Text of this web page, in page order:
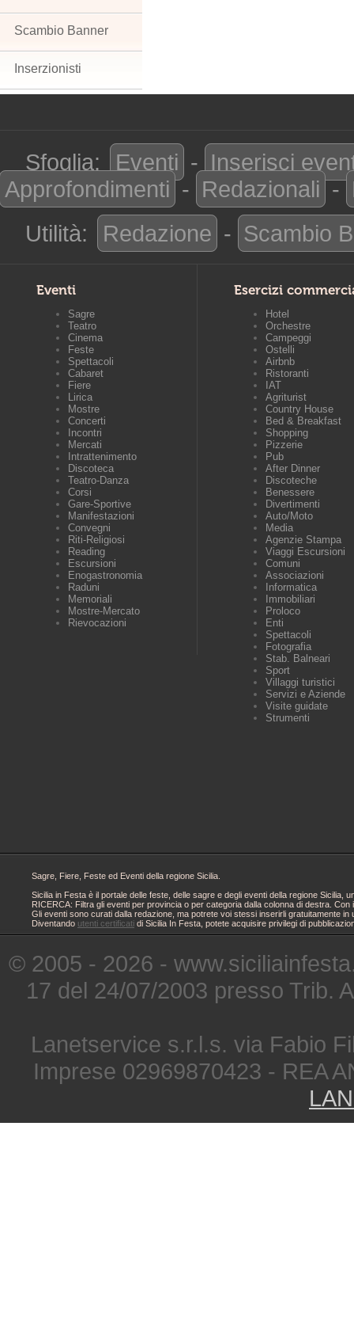
Scambio Banner
Inserzionisti
Sfoglia: Eventi - Inserisci
Approfondimenti - Redazionali -
Utilità:
Redazione - Scambio
Eventi
Sagre
Teatro
Cinema
Feste
Spettacoli
Cabaret
Fiere
Lirica
Mostre
Concerti
Incontri
Mercati
Intrattenimento
Discoteca
Teatro-Danza
Corsi
Gare-Sportive
Manifestazioni
Convegni
Riti-Religiosi
Reading
Escursioni
Enogastronomia
Raduni
Memoriali
Mostre-Mercato
Rievocazioni
Esercizi
Hotel
Orchestre
Campeggi
Ostelli
Airbnb
Ristoranti
IAT
Agriturist
Country House
Bed & Breakfast
Shopping
Pizzerie
Pub
After Dinner
Discoteche
Benessere
Divertimenti
Auto/Moto
Media
Agenzie Stampa
Viaggi Escursioni
Comuni
Associazioni
Informatica
Immobiliari
Proloco
Enti
Spettacoli
Fotografia
Stab. Balneari
Sport
Villaggi turistici
Servizi e Aziende
Visite guidate
Strumenti
Sagre, Fiere, Feste ed Eventi della regione Sicilia.
Sicilia in Festa è il portale delle feste, delle sagre e degli eventi della regione
RICERCA: Filtra gli eventi per provincia o per categoria dalla colonna di destra.
Gli eventi sono curati dalla redazione, ma potrete voi stessi inserirli gratuitamente
Diventando utenti certificati di Sicilia In Festa, potete acquisire privilegi di
© 2005 - 2026 -
17 del 24/07/2003 presso Trib.
Lanetservice s.r.l.s. via Fabio
Imprese 02969870423 - REA